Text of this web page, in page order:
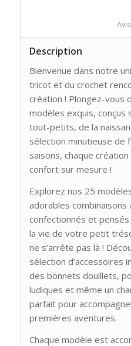
Description
Bienvenue dans notre
tricot et du crochet
création ! Plongez-vous
modèles exquis, conçus
tout-petits, de la
sélection minutieuse de
saisons, chaque
confort sur mesure !
Explorez nos 25
adorables
confectionnés et
la vie de votre petit
ne s’arrête pas là !
sélection d’accessoires
des bonnets douillets,
ludiques et même un
parfait pour
premières aventures.
Chaque modèle est